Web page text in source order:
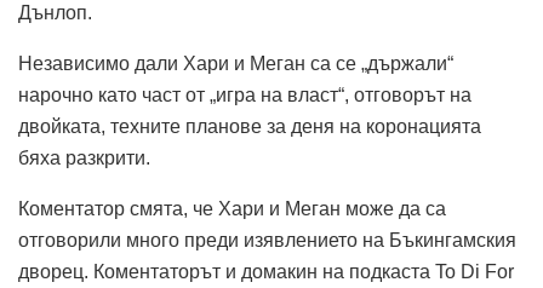
Дънлоп.
Независимо дали Хари и Меган са се „държали“
нарочно като част от „игра на власт“, отговорът на
двойката, техните планове за деня на коронацията
бяха разкрити.
Коментатор смята, че Хари и Меган може да са
отговорили много преди изявлението на Бъкингамския
дворец. Коментаторът и домакин на подкаста To Di For